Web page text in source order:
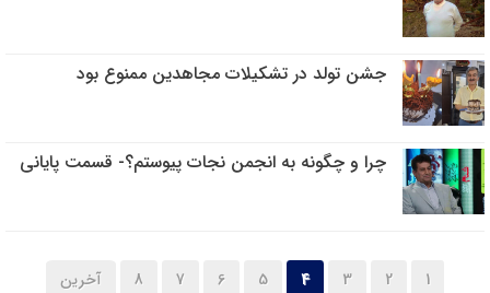
جشن تولد در تشکیلات مجاهدین ممنوع بود
چرا و چگونه به انجمن نجات پیوستم؟- قسمت پایانی
1
2
3
4
5
6
7
8 آخرین